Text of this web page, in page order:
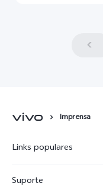
Imprensa
Links populares
Suporte